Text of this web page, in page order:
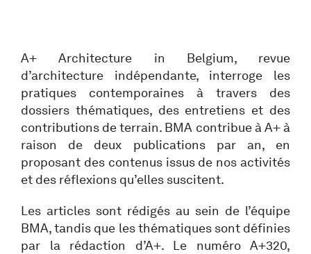
A+ Architecture in Belgium, revue
d’architecture indépendante, interroge les
pratiques contemporaines à travers des
dossiers thématiques, des entretiens et des
contributions de terrain. BMA contribue à A+ à
raison de deux publications par an, en
proposant des contenus issus de nos activités
et des réflexions qu’elles suscitent.
Les articles sont rédigés au sein de l’équipe
BMA, tandis que les thématiques sont définies
par la rédaction d’A+. Le numéro A+320,